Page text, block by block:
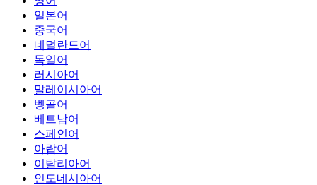
일본어
중국어
네덜란드어
독일어
러시아어
말레이시아어
벵골어
베트남어
스페인어
아랍어
이탈리아어
인도네시아어